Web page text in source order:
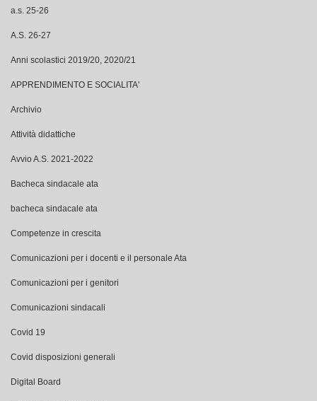
a.s. 25-26
A.S. 26-27
Anni scolastici 2019/20, 2020/21
APPRENDIMENTO E SOCIALITA'
Archivio
Attività didattiche
Avvio A.S. 2021-2022
Bacheca sindacale ata
bacheca sindacale ata
Competenze in crescita
Comunicazioni per i docenti e il personale Ata
Comunicazioni per i genitori
Comunicazioni sindacali
Covid 19
Covid disposizioni generali
Digital Board